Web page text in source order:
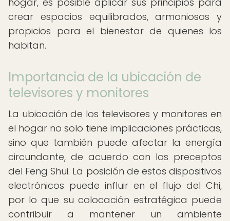
crear espacios equilibrados, armoniosos y
propicios para el bienestar de quienes los
habitan.
Importancia de la ubicación de
televisores y monitores
La ubicación de los televisores y monitores en
el hogar no solo tiene implicaciones prácticas,
sino que también puede afectar la energía
circundante, de acuerdo con los preceptos
del Feng Shui. La posición de estos dispositivos
electrónicos puede influir en el flujo del Chi,
por lo que su colocación estratégica puede
contribuir a mantener un ambiente